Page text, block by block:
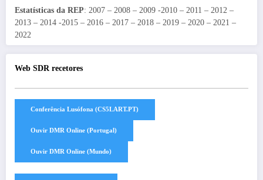
Estatísticas da REP: 2007 – 2008 – 2009 -2010 – 2011 – 2012 –
2013 – 2014 -2015 – 2016 – 2017 – 2018 – 2019 – 2020 – 2021 –
2022
Web SDR recetores